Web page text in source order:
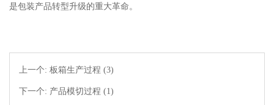
是包装产品转型升级的重大革命。
上一个: 板箱生产过程 (3)
下一个: 产品模切过程 (1)